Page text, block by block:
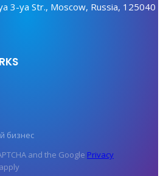
3-ya Str., Moscow, Russia, 125040
бизнес
and the Google Privacy
apply